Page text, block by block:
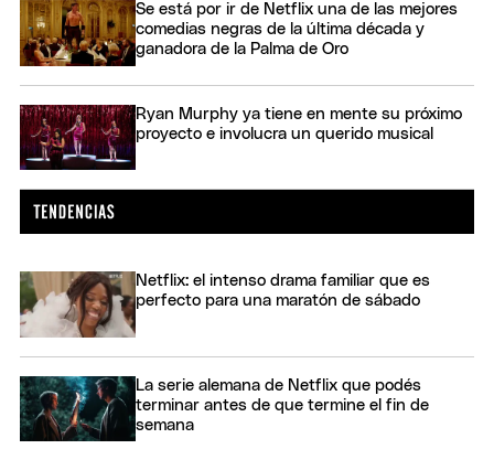
Se está por ir de Netflix una de las mejores
comedias negras de la última década y
ganadora de la Palma de Oro
Ryan Murphy ya tiene en mente su próximo
proyecto e involucra un querido musical
Netflix: el intenso drama familiar que es
perfecto para una maratón de sábado
La serie alemana de Netflix que podés
terminar antes de que termine el fin de
semana